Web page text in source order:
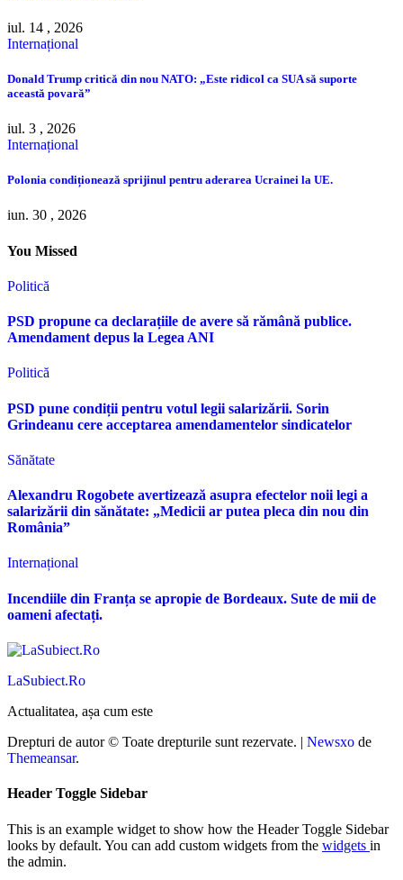
iul. 14 , 2026
Internațional
Donald Trump critică din nou NATO: „Este ridicol ca SUA să suporte
această povară”
iul. 3 , 2026
Internațional
Polonia condiționează sprijinul pentru aderarea Ucrainei la UE.
iun. 30 , 2026
You Missed
Politică
PSD propune ca declarațiile de avere să rămână publice.
Amendament depus la Legea ANI
Politică
PSD pune condiții pentru votul legii salarizării. Sorin
Grindeanu cere acceptarea amendamentelor sindicatelor
Sănătate
Alexandru Rogobete avertizează asupra efectelor noii legi a
salarizării din sănătate: „Medicii ar putea pleca din nou din
România”
Internațional
Incendiile din Franța se apropie de Bordeaux. Sute de mii de
oameni afectați.
LaSubiect.Ro
Actualitatea, așa cum este
Drepturi de autor © Toate drepturile sunt rezervate. | Newsxo de
Themeansar.
Header Toggle Sidebar
This is an example widget to show how the Header Toggle Sidebar
looks by default. You can add custom widgets from the widgets in
the admin.